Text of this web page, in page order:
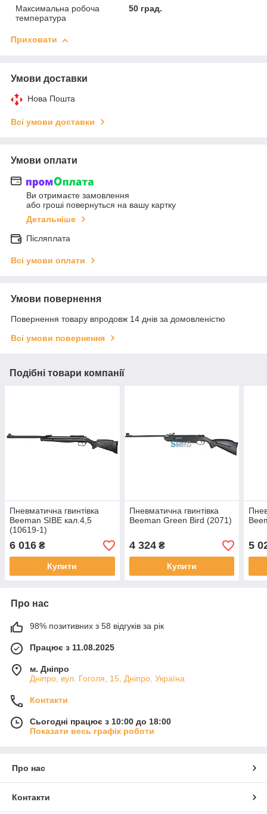
Максимальна робоча
температура
50 град.
Приховати
Умови доставки
Нова Пошта
Всі умови доставки
Умови оплати
Ви отримаєте замовлення
або гроші повернуться на вашу картку
Детальніше
Післяплата
Всі умови оплати
Умови повернення
Повернення товару впродовж 14 днів за домовленістю
Всі умови повернення
Подібні товари компанії
Пневматична гвинтівка
Beeman SIBE кал.4,5
(10619-1)
6 016 ₴
Купити
Пневматична гвинтівка
Beeman Green Bird (2071)
4 324₴
Купити
5
Про нас
98% позитивних з 58 відгуків за рік
Працює з 11.08.2025
м. Дніпро
Дніпро, вул. Гоголя, 15, Дніпро, Україна
Контакти
Сьогодні працює з 10:00 до 18:00
Показати весь графік роботи
Про нас
Контакти